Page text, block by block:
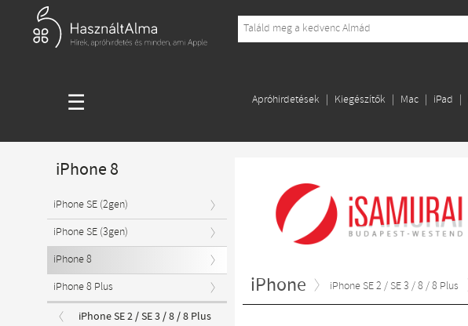
☰ Apróhirdetések Kiegészítők Mac iPad
iPhone iPhone SE 2 / SE 3 / 8 / 8 Plus
iPhone 8
iPhone SE (2gen)
iPhone SE (3gen)
iPhone 8
iPhone 8 Plus
iPhone SE 2 / SE 3 / 8 / 8 Plus